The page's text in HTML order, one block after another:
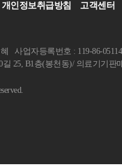
개인정보취급방침 고객센터
사업자등록번호 : 119-86-05114
25, B1층(봉천동)/ 의료기기판